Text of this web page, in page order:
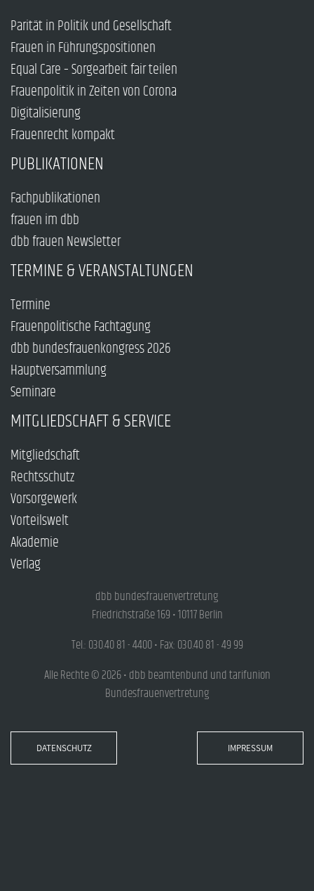
Parität in Politik und Gesellschaft
Frauen in Führungspositionen
Equal Care – Sorgearbeit fair teilen
Frauenpolitik in Zeiten von Corona
Digitalisierung
Frauenrecht kompakt
PUBLIKATIONEN
Fachpublikationen
frauen im dbb
dbb frauen Newsletter
TERMINE & VERANSTALTUNGEN
Termine
Frauenpolitische Fachtagung
dbb bundesfrauenkongress 2026
Hauptversammlung
Seminare
MITGLIEDSCHAFT & SERVICE
Mitgliedschaft
Rechtsschutz
Vorsorgewerk
Vorteilswelt
Akademie
Verlag
dbb bundesfrauenvertretung
Friedrichstraße 169 • 10117 Berlin
Tel.: 030.40 81 - 4400 • Fax: 030.40 81 - 49 99
Alle Rechte © 2026 • dbb beamtenbund und tarifunion
Bundesfrauenvertretung
DATENSCHUTZ IMPRESSUM